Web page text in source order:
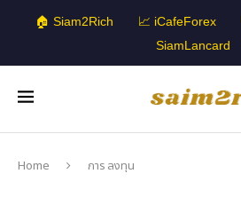
🏠 Siam2Rich 📈 iCafeForex
SiamLancard
Home การ ลงทุน